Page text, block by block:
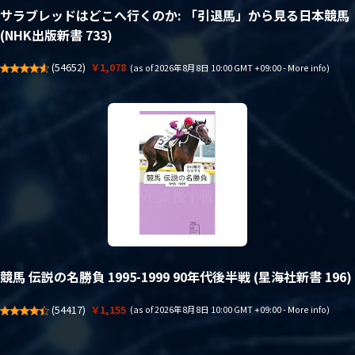
サラブレッドはどこへ行くのか: 「引退馬」から見る日本競馬
(NHK出版新書 733)
(54652) ￥1,078 (as of 2026年8月8日 10:00 GMT +09:00 - More info)
競馬 伝説の名勝負 1995-1999 90年代後半戦 (星海社新書 196)
(54417) ￥1,155 (as of 2026年8月8日 10:00 GMT +09:00 - More info)